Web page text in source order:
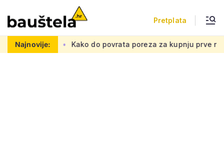
Pretplata
Najnovije:
mrežu Kako do povrata poreza za kupnju prve